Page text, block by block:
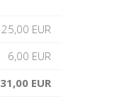
25,00 EUR
6,00 EUR
31,00 EUR